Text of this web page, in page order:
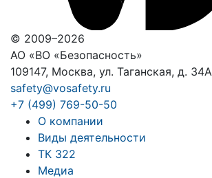
© 2009–2026
АО «ВО «Безопасность»
109147, Москва, ул. Таганская, д. 34А
safety@vosafety.ru
+7 (499) 769-50-50
О компании
Виды деятельности
ТК 322
Медиа